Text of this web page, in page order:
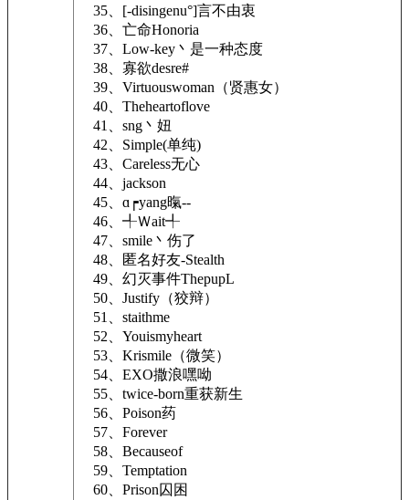
35、[-disingenu°]言不由衷
36、亡命Honoria
37、Low-key丶是一种态度
38、寡欲desre#
39、Virtuouswoman（贤惠女）
40、Theheartoflove
41、sng丶妞
42、Simple(单纯)
43、Careless无心
44、jackson
45、ɑ┍yang暣--
46、╃Ｗait╃
47、smile丶伤了
48、匿名好友-Stealth
49、幻灭事件ThepupL
50、Justify（狡辩）
51、staithme
52、Youismyheart
53、Krismile（微笑）
54、EXO撒浪嘿呦
55、twice-born重获新生
56、Poison药
57、Forever
58、Becauseof
59、Temptation
60、Prison囚困